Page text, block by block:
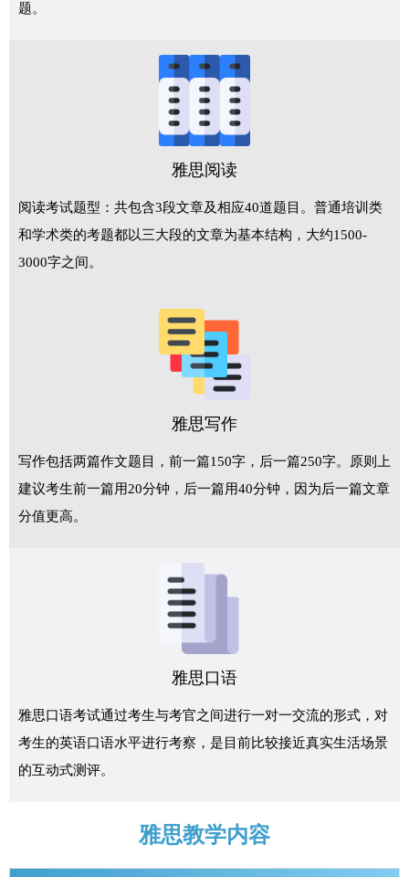
题。
雅思阅读
阅读考试题型：共包含3段文章及相应40道题目。普通培训类
和学术类的考题都以三大段的文章为基本结构，大约1500-
3000字之间。
雅思写作
写作包括两篇作文题目，前一篇150字，后一篇250字。原则上
建议考生前一篇用20分钟，后一篇用40分钟，因为后一篇文章
分值更高。
雅思口语
雅思口语考试通过考生与考官之间进行一对一交流的形式，对
考生的英语口语水平进行考察，是目前比较接近真实生活场景
的互动式测评。
雅思教学内容